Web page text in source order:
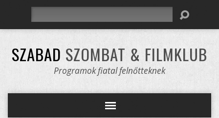
SZABAD SZOMBAT & FILMKLUB
Programok fiatal felnőtteknek